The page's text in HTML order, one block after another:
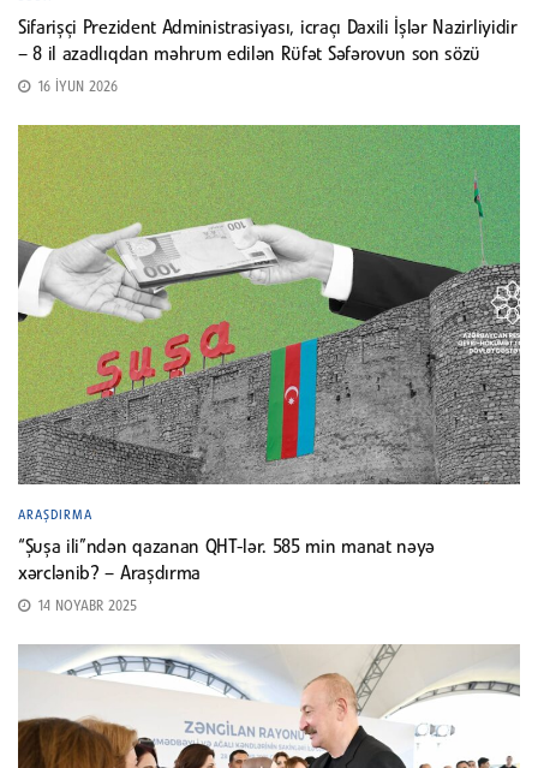
Sifarişçi Prezident Administrasiyası, icraçı Daxili İşlər Nazirliyidir
– 8 il azadlıqdan məhrum edilən Rüfət Səfərovun son sözü
16 İYUN 2026
ARAŞDIRMA
“Şuşa ili”ndən qazanan QHT-lər. 585 min manat nəyə
xərclənib? – Araşdırma
14 NOYABR 2025